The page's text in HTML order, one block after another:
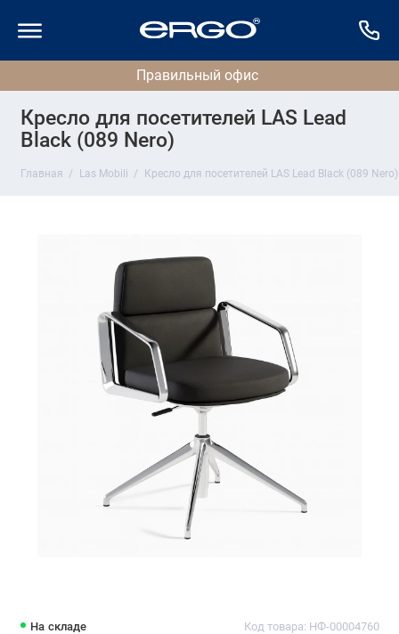
Кресло для посетителей LAS Lead
Black (089 Nero)
Главная Las Mobili Кресло для посетителей LAS Lead Black (089 Nero)
На складе Код товара: НФ-00004760